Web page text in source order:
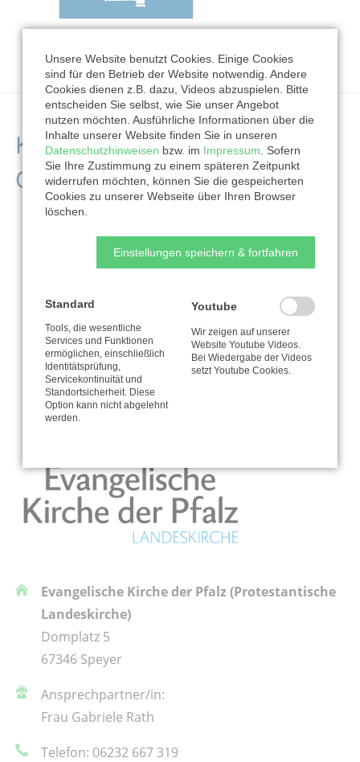
Kontaktdaten der
Organisation
Evangelische Kirche der Pfalz (Protestantische
Landeskirche)
Domplatz 5
67346 Speyer
Ansprechpartner/in:
Frau Gabriele Rath
Telefon: 06232 667 319
Unsere Website benutzt Cookies. Einige Cookies
sind für den Betrieb der Website notwendig. Andere
Cookies dienen z.B. dazu, Videos abzuspielen. Bitte
entscheiden Sie selbst, wie Sie unser Angebot
nutzen möchten. Ausführliche Informationen über die
Inhalte unserer Website finden Sie in unseren
Datenschutzhinweisen bzw. im Impressum . Sofern
Sie Ihre Zustimmung zu einem späteren Zeitpunkt
widerrufen möchten, können Sie die gespeicherten
Cookies zu unserer Webseite über Ihren Browser
löschen.
Einstellungen speichern & fortfahren
Standard
Tools, die wesentliche
Services und Funktionen
ermöglichen, einschließlich
Identitätsprüfung,
Servicekontinuität und
Standortsicherheit. Diese
Option kann nicht abgelehnt
werden.
Youtube
Wir zeigen auf unserer
Website Youtube Videos.
Bei Wiedergabe der Videos
setzt Youtube Cookies.